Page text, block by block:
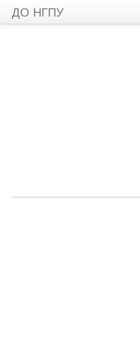
ДО НГПУ